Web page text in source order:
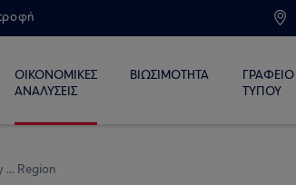
ΟΙΚΟΝΟΜΙΚΕΣ
ΑΝΑΛΥΣΕΙΣ
ΒΙΩΣΙΜΟΤΗΤΑ
ΓΡΑΦΕΙΟ
ΤΥΠΟΥ
... Region